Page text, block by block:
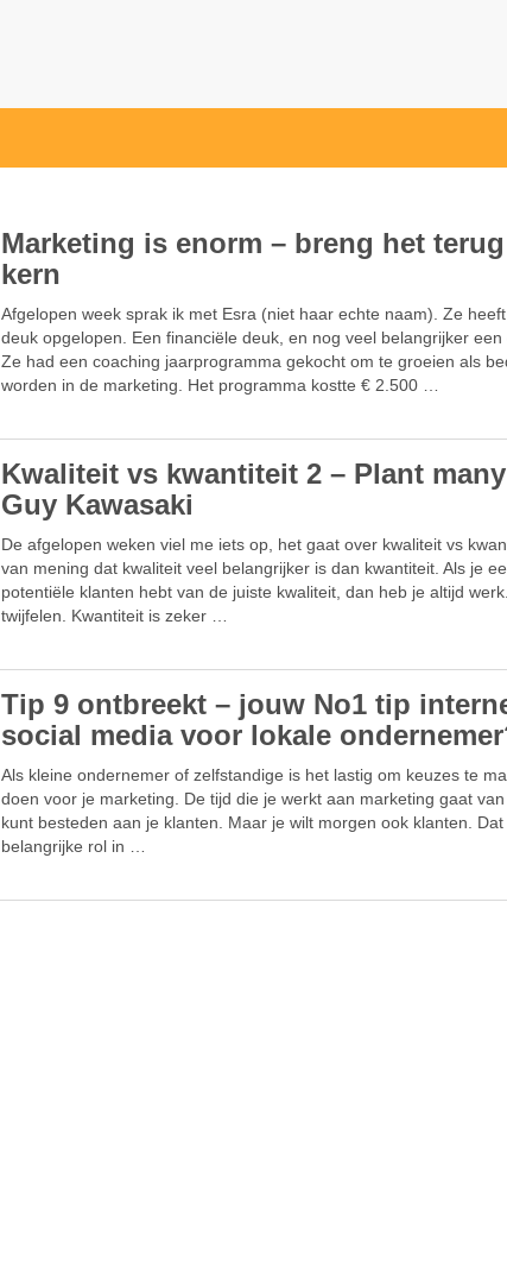
Marketing is enorm – breng het
kern
Afgelopen week sprak ik met Esra (niet haar echte naam). Ze
deuk opgelopen. Een financiële deuk, en nog veel belangrijker een
Ze had een coaching jaarprogramma gekocht om te groeien als
worden in de marketing. Het programma kostte € 2.500 …
Kwaliteit vs kwantiteit 2 – Plant
Guy Kawasaki
De afgelopen weken viel me iets op, het gaat over kwaliteit vs
van mening dat kwaliteit veel belangrijker is dan kwantiteit. Als je
potentiële klanten hebt van de juiste kwaliteit, dan heb je altijd
twijfelen. Kwantiteit is zeker …
Tip 9 ontbreekt – jouw No1 tip
social media voor lokale
Als kleine ondernemer of zelfstandige is het lastig om keuzes te
doen voor je marketing. De tijd die je werkt aan marketing gaat
kunt besteden aan je klanten. Maar je wilt morgen ook klanten.
belangrijke rol in …